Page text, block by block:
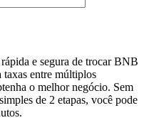
e segura de trocar BNB
entre múltiplos
o melhor negócio. Sem
de 2 etapas, você pode